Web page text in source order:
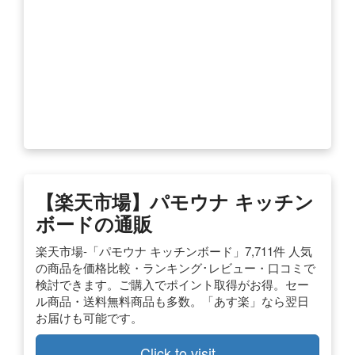
【楽天市場】パモウナ キッチン
ボードの通販
楽天市場-「パモウナ キッチンボード」7,711件 人気
の商品を価格比較・ランキング･レビュー・口コミで
検討できます。ご購入でポイント取得がお得。セー
ル商品・送料無料商品も多数。「あす楽」なら翌日
お届けも可能です。